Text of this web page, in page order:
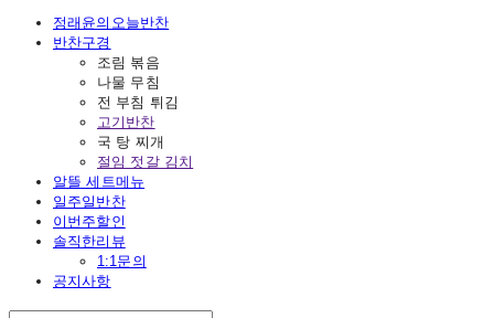
정래윤의오늘반찬
반찬구경
조림 볶음
나물 무침
전 부침 튀김
고기반찬
국 탕 찌개
절임 젓갈 김치
알뜰 세트메뉴
일주일반찬
이번주할인
솔직한리뷰
1:1문의
공지사항